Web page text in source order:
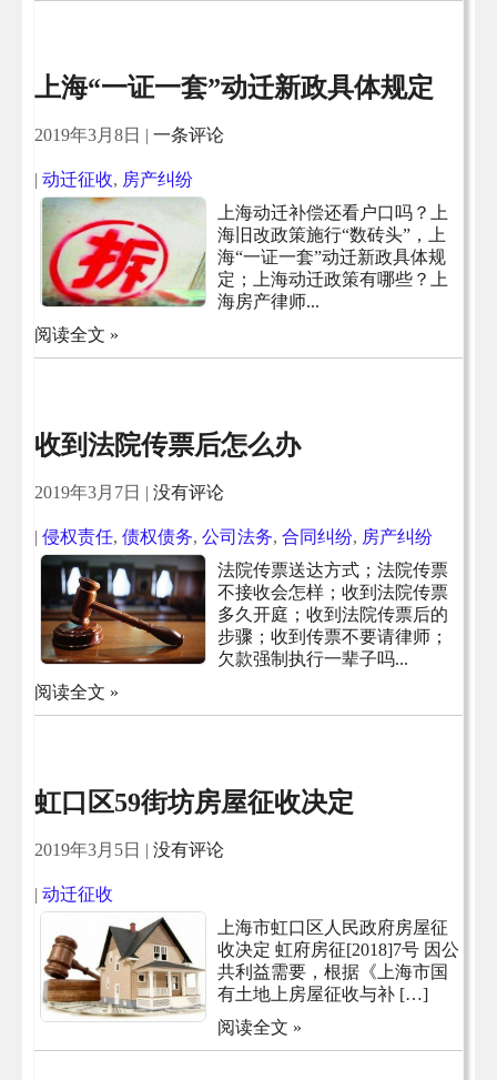
上海“一证一套”动迁新政具体规定
2019年3月8日 | 一条评论
| 动迁征收, 房产纠纷
上海动迁补偿还看户口吗？上
海旧改政策施行“数砖头”，上
海“一证一套”动迁新政具体规
定；上海动迁政策有哪些？上
海房产律师...
阅读全文 »
收到法院传票后怎么办
2019年3月7日 | 没有评论
| 侵权责任, 债权债务, 公司法务, 合同纠纷, 房产纠纷
法院传票送达方式；法院传票
不接收会怎样；收到法院传票
多久开庭；收到法院传票后的
步骤；收到传票不要请律师；
欠款强制执行一辈子吗...
阅读全文 »
虹口区59街坊房屋征收决定
2019年3月5日 | 没有评论
| 动迁征收
上海市虹口区人民政府房屋征
收决定 虹府房征[2018]7号 因公
共利益需要，根据《上海市国
有土地上房屋征收与补 […]
阅读全文 »